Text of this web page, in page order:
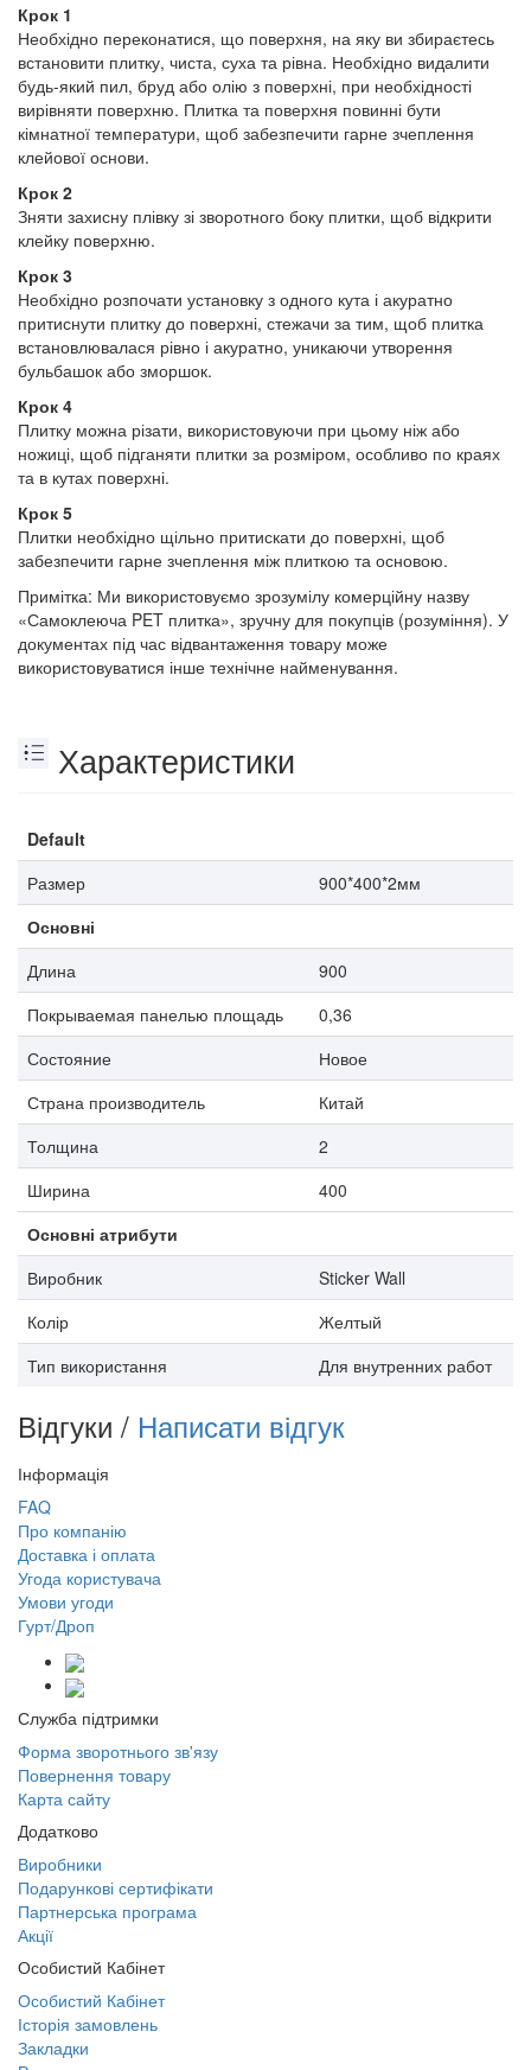
Крок 1
Необхідно переконатися, що поверхня, на яку ви збираєтесь
встановити плитку, чиста, суха та рівна. Необхідно видалити
будь-який пил, бруд або олію з поверхні, при необхідності
вирівняти поверхню. Плитка та поверхня повинні бути
кімнатної температури, щоб забезпечити гарне зчеплення
клейової основи.
Крок 2
Зняти захисну плівку зі зворотного боку плитки, щоб відкрити
клейку поверхню.
Крок 3
Необхідно розпочати установку з одного кута і акуратно
притиснути плитку до поверхні, стежачи за тим, щоб плитка
встановлювалася рівно і акуратно, уникаючи утворення
бульбашок або зморшок.
Крок 4
Плитку можна різати, використовуючи при цьому ніж або
ножиці, щоб підганяти плитки за розміром, особливо по краях
та в кутах поверхні.
Крок 5
Плитки необхідно щільно притискати до поверхні, щоб
забезпечити гарне зчеплення між плиткою та основою.
Примітка: Ми використовуємо зрозумілу комерційну назву
«Самоклеюча PET плитка», зручну для покупців (розуміння). У
документах під час відвантаження товару може
використовуватися інше технічне найменування.
Характеристики
Default
Размер
900*400*2мм
Основні
Длина
900
Покрываемая панелью площадь
0,36
Состояние
Новое
Страна производитель
Китай
Толщина
2
Ширина
400
Основні атрибути
Виробник
Sticker Wall
Колір
Желтый
Тип використання
Для внутренних работ
Відгуки / Написати відгук
Інформація
FAQ
Про компанію
Доставка і оплата
Угода користувача
Умови угоди
Гурт/Дроп
Служба підтримки
Форма зворотнього зв'язу
Повернення товару
Карта сайту
Додатково
Виробники
Подарункові сертифікати
Партнерська програма
Акції
Особистий Кабінет
Особистий Кабінет
Історія замовлень
Закладки